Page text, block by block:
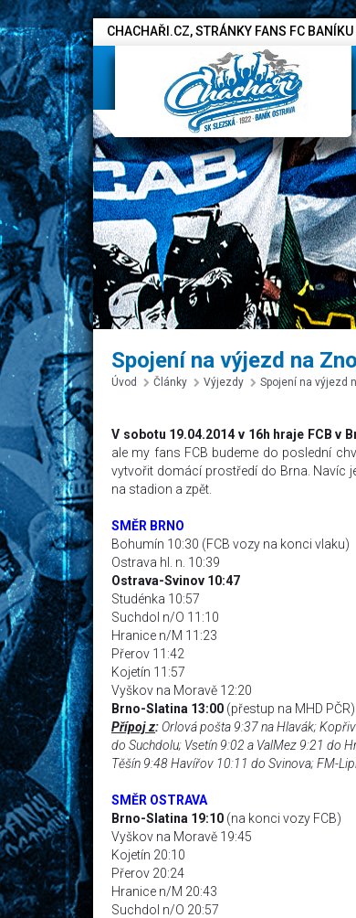
CHACHAŘI.CZ, STRÁNKY FANS FC BANÍKU
Spojení na výjezd na
Úvod Články Výjezdy Spojení na výjezd
V sobotu 19.04.2014 v 16h hraje FCB v
ale my fans FCB budeme do poslední
vytvořit domácí prostředí do Brna. Navíc
na stadion a zpět.
SMĚR BRNO
Bohumín 10:30 (FCB vozy na konci vlaku)
Ostrava hl. n. 10:39
Ostrava-Svinov 10:47
Studénka 10:57
Suchdol n/O 11:10
Hranice n/M 11:23
Přerov 11:42
Kojetín 11:57
Vyškov na Moravě 12:20
Brno-Slatina 13:00 (přestup na MHD PČR)
Přípoj z:Orlová pošta 9:37 na Hlavák;
do Suchdolu; Vsetín 9:02 a ValMez 9:21 do
Těšín 9:48 Havířov 10:11 do Svinova; FM-
SMĚR OSTRAVA
Brno-Slatina 19:10 (na konci vozy FCB)
Vyškov na Moravě 19:45
Kojetín 20:10
Přerov 20:24
Hranice n/M 20:43
Suchdol n/O 20:57